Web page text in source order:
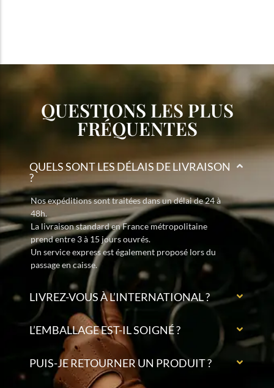
QUESTIONS LES PLUS
FRÉQUENTES
QUELS SONT LES DÉLAIS DE LIVRAISON
?
Nos expéditions sont traitées dans un délai de 24 à
48h.
La livraison standard en France métropolitaine
prend entre 3 à 15 jours ouvrés.
Un service express est également proposé lors du
passage en caisse.
LIVREZ-VOUS À L’INTERNATIONAL ?
L’EMBALLAGE EST-IL SOIGNÉ ?
PUIS-JE RETOURNER UN PRODUIT ?